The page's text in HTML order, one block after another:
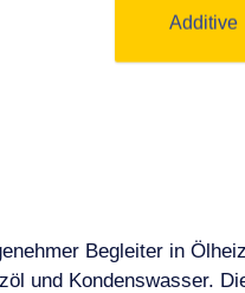
Additive
Begleiter in
und Kondenswasser.